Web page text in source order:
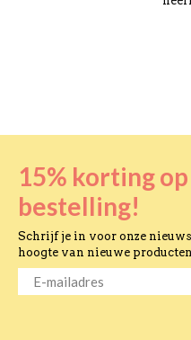
15% korting
bestelling!
Schrijf je in voor onze
hoogte van nieuwe
MAILADRES*